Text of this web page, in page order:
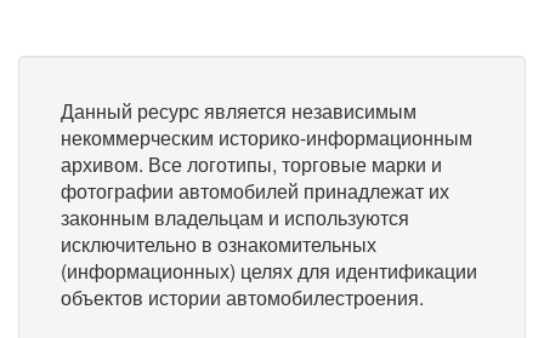
Данный ресурс является независимым
некоммерческим историко-информационным
архивом. Все логотипы, торговые марки и
фотографии автомобилей принадлежат их
законным владельцам и используются
исключительно в ознакомительных
(информационных) целях для идентификации
объектов истории автомобилестроения.